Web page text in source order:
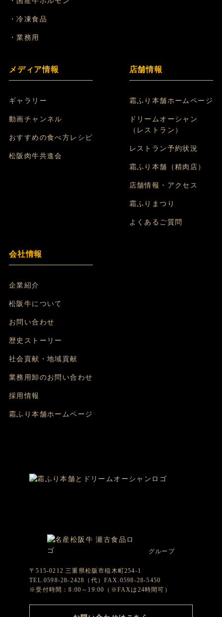
・冷凍食品
・業務用
メディア情報
ギャラリー
動画チャンネル
おすすめの食べ方レシピ
松阪肉牛共進会
店舗情報
霜ふり本舗ホームページ
ドリームオーシャン
（レストラン）
レストラン予約状況
霜ふり本舗（精肉店）
店舗情報・アクセス
霜ふりまつり
よくあるご質問
会社情報
企業紹介
松阪牛について
お問い合わせ
歴史ストーリー
社会貢献・地域貢献
業務用卸のお問い合わせ
採用情報
霜ふり本舗ホームページ
グループ
〒515-0212 三重県松阪市稲木町254-1
TEL.0598-28-2428（代）FAX.0598-28-5450
※受付時間：8:00～19:00（※FAXは24時間可）